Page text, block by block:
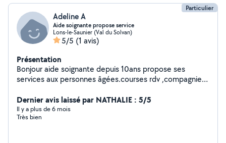
Particulier
Adeline A
Aide soignante propose service
Lons-le-Saunier (Val du Solvan)
5/5 (1 avis)
Présentation
Bonjour aide soignante depuis 10ans propose ses
services aux personnes âgées.courses rdv ,compagnies
Dernier avis laissé par NATHALIE : 5/5
Il y a plus de 6 mois
Très bien